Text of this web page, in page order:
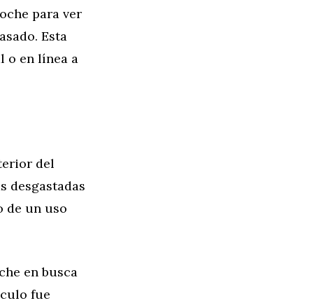
para ver
Esta
o en línea a
del
desgastadas
de un uso
en busca
fue